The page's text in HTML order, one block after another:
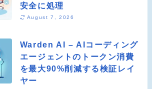
安全に処理
August 7, 2026
Warden AI – AIコーディング
エージェントのトークン消費
を最大90%削減する検証レイ
ヤー